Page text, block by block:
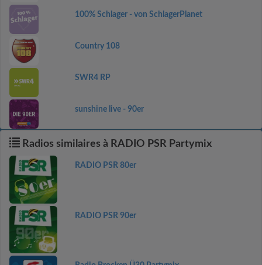
100% Schlager - von SchlagerPlanet
Country 108
SWR4 RP
sunshine live - 90er
Radios similaires à RADIO PSR Partymix
RADIO PSR 80er
RADIO PSR 90er